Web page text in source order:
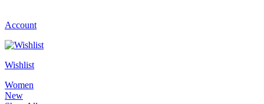
Account
Wishlist
Women
New